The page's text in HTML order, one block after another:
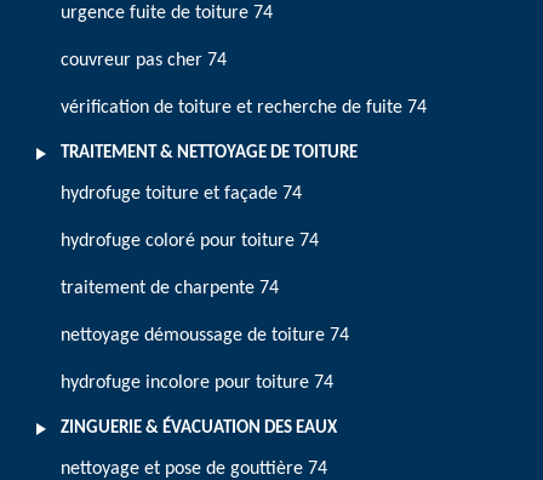
urgence fuite de toiture 74
couvreur pas cher 74
vérification de toiture et recherche de fuite 74
TRAITEMENT & NETTOYAGE DE TOITURE
hydrofuge toiture et façade 74
hydrofuge coloré pour toiture 74
traitement de charpente 74
nettoyage démoussage de toiture 74
hydrofuge incolore pour toiture 74
ZINGUERIE & ÉVACUATION DES EAUX
nettoyage et pose de gouttière 74